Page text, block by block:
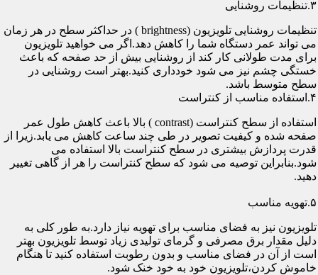
۳.تنظیمات روشنایی
تنظیمات روشنایی تلویزیون (brightness ) در حداکثر سطح در هر زمان
می تواند عمر دستگاه شما را کاهش دهد.اگر می خواهید تلویزیون
برای مدت طولانی کار کند از روشنایی بیش از حد صفحه که باعث
خستگی چشم نیز می شود خودداری کنید.بهتر است روشنایی در
سطح متوسط باشد.
۴.استفاده مناسب از کنتراست
استفاده از سطح کنتراست (contrast ) بالا باعث کاهش طول عمر
صفحه شده و کیفیت تصویر در طی چند ساعت کاهش می یابد.زیرا از
قدرت پردازش بیشتری در سطح کنتراست بالا استفاده می
شود.بنابراین توصیه می شود که سطح کنتراست را هر از گاهی تغییر
دهید.
۵.تهویه مناسب
تلویزیون نیز به فضای مناسب برای تهویه نیاز دارد.به طور کلی به
دلیل مقدار برق مصرفی و گرمای تولیدی زیاد توسط تلویزیون بهتر
است از آن در فضای مناسب و بدون رطوبت استفاده کنید تا هنگام
خاموش کردن،تلویزیون خود به خود خنک شود.